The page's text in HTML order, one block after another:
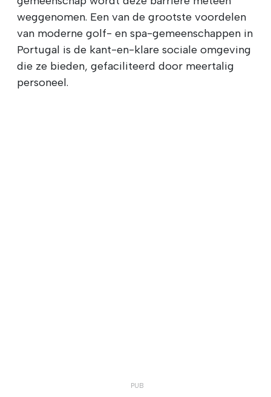
weggenomen. Een van de grootste voordelen
van moderne golf- en spa-gemeenschappen in
Portugal is de kant-en-klare sociale omgeving
die ze bieden, gefaciliteerd door meertalig
personeel.